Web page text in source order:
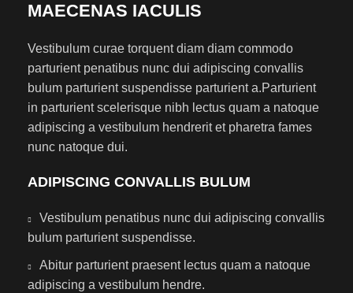
MAECENAS IACULIS
Vestibulum curae torquent diam diam commodo
parturient penatibus nunc dui adipiscing convallis
bulum parturient suspendisse parturient a.Parturient
in parturient scelerisque nibh lectus quam a natoque
adipiscing a vestibulum hendrerit et pharetra fames
nunc natoque dui.
ADIPISCING CONVALLIS BULUM
Vestibulum penatibus nunc dui adipiscing convallis
bulum parturient suspendisse.
Abitur parturient praesent lectus quam a natoque
adipiscing a vestibulum hendre.